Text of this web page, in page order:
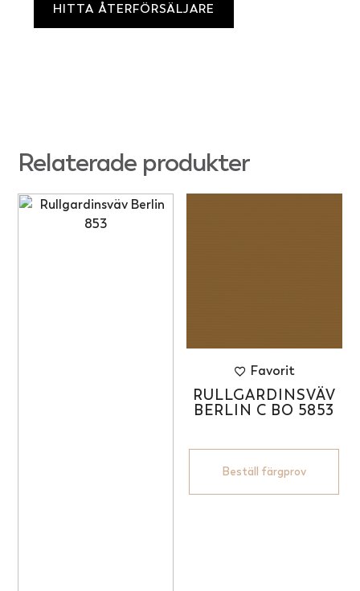
HITTA ÅTERFÖRSÄLJARE
Relaterade produkter
Favorit
RULLGARDINSVÄV
BERLIN C BO 5853
Beställ färgprov